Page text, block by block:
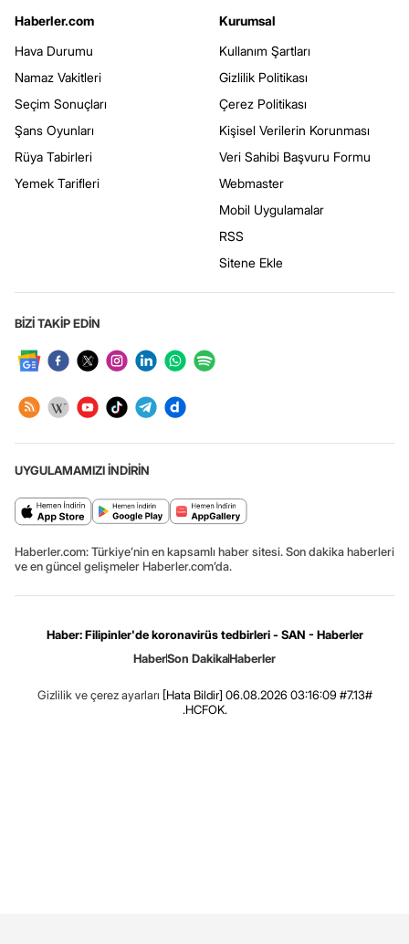
Haberler.com
Hava Durumu
Namaz Vakitleri
Seçim Sonuçları
Şans Oyunları
Rüya Tabirleri
Yemek Tarifleri
Kurumsal
Kullanım Şartları
Gizlilik Politikası
Çerez Politikası
Kişisel Verilerin Korunması
Veri Sahibi Başvuru Formu
Webmaster
Mobil Uygulamalar
RSS
Sitene Ekle
BİZİ TAKİP EDİN
UYGULAMAMIZI İNDİRİN
Haberler.com: Türkiye’nin en kapsamlı haber sitesi. Son dakika haberleri
ve en güncel gelişmeler Haberler.com’da.
Haber: Filipinler'de koronavirüs tedbirleri - SAN - Haberler
HaberSon DakikaHaberler
Gizlilik ve çerez ayarları [Hata Bildir] 06.08.2026 03:16:09 #7.13#
.HCFOK.